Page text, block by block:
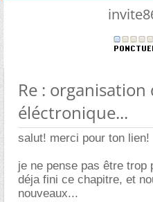
Re :
éléctronique...
salut! merci pour ton lien!
je ne pense pas être
déja fini ce chapitre, et
nouveaux...